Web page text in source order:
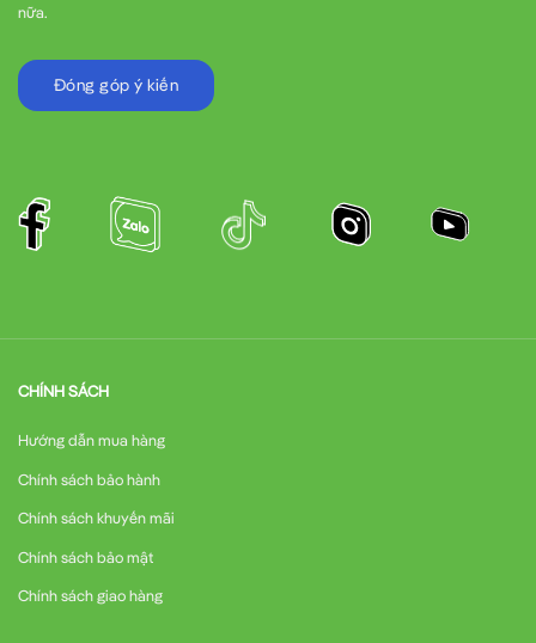
nữa.
Đóng góp ý kiến
CHÍNH SÁCH
Hướng dẫn mua hàng
Chính sách bảo hành
Chính sách khuyến mãi
Chính sách bảo mật
Chính sách giao hàng